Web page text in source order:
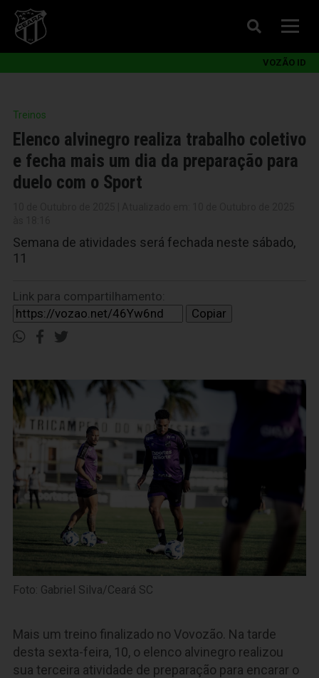
VOZÃO ID
Treinos
Elenco alvinegro realiza trabalho coletivo
e fecha mais um dia da preparação para
duelo com o Sport
Semana de atividades será fechada neste sábado,
11
Link para compartilhamento:
Copiar
Foto: Gabriel Silva/Ceará SC
Mais um treino finalizado no Vovozão. Na tarde
desta sexta-feira, 10, o elenco alvinegro realizou
sua terceira atividade de preparação para encarar o